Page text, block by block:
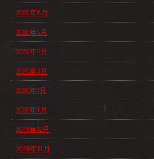
2020年6月
2020年5月
2020年4月
2020年3月
2020年2月
2020年1月
2019年12月
2019年11月